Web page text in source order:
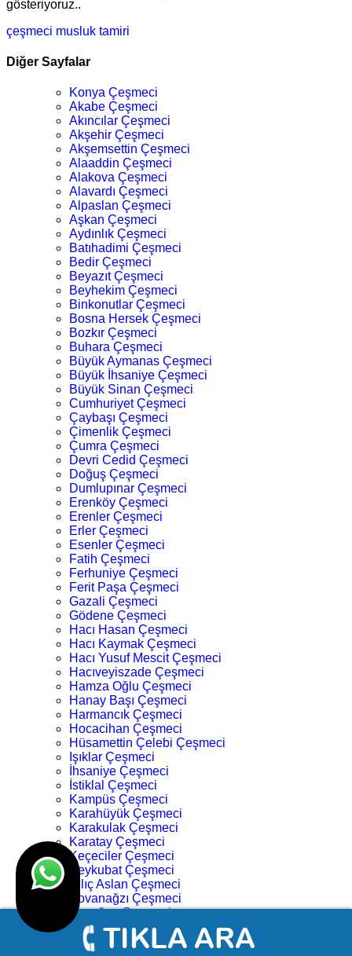
gösteriyoruz..
çeşmeci musluk tamiri
Diğer Sayfalar
Konya Çeşmeci
Akabe Çeşmeci
Akıncılar Çeşmeci
Akşehir Çeşmeci
Akşemsettin Çeşmeci
Alaaddin Çeşmeci
Alakova Çeşmeci
Alavardı Çeşmeci
Alpaslan Çeşmeci
Aşkan Çeşmeci
Aydınlık Çeşmeci
Batıhadimi Çeşmeci
Bedir Çeşmeci
Beyazıt Çeşmeci
Beyhekim Çeşmeci
Binkonutlar Çeşmeci
Bosna Hersek Çeşmeci
Bozkır Çeşmeci
Buhara Çeşmeci
Büyük Aymanas Çeşmeci
Büyük İhsaniye Çeşmeci
Büyük Sinan Çeşmeci
Cumhuriyet Çeşmeci
Çaybaşı Çeşmeci
Çimenlik Çeşmeci
Çumra Çeşmeci
Devri Cedid Çeşmeci
Doğuş Çeşmeci
Dumlupınar Çeşmeci
Erenköy Çeşmeci
Erenler Çeşmeci
Erler Çeşmeci
Esenler Çeşmeci
Fatih Çeşmeci
Ferhuniye Çeşmeci
Ferit Paşa Çeşmeci
Gazali Çeşmeci
Gödene Çeşmeci
Hacı Hasan Çeşmeci
Hacı Kaymak Çeşmeci
Hacı Yusuf Mescit Çeşmeci
Hacıveyiszade Çeşmeci
Hamza Oğlu Çeşmeci
Hanay Başı Çeşmeci
Harmancık Çeşmeci
Hocacihan Çeşmeci
Hüsamettin Çelebi Çeşmeci
Işıklar Çeşmeci
İhsaniye Çeşmeci
İstiklal Çeşmeci
Kampüs Çeşmeci
Karahüyük Çeşmeci
Karakulak Çeşmeci
Karatay Çeşmeci
Keçeciler Çeşmeci
Keykubat Çeşmeci
Kılıç Aslan Çeşmeci
Kovanağzı Çeşmeci
Kozağaç Çeşmeci
Köprü Başı Çeşmeci
Köyceğiz Çeşmeci